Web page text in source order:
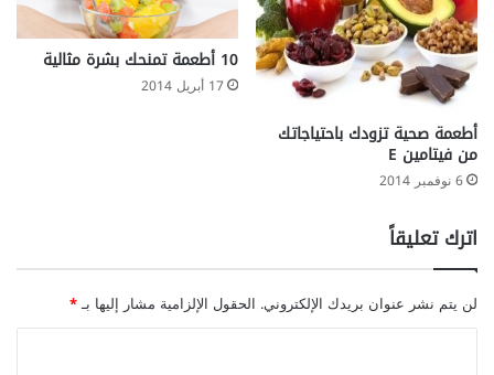
أطعمة صحية تزودك باحتياجاتك
من فيتامين E
6 نوفمبر 2014
10 أطعمة تمنحك بشرة مثالية
17 أبريل 2014
اترك تعليقاً
لن يتم نشر عنوان بريدك الإلكتروني. الحقول الإلزامية مشار إليها بـ*